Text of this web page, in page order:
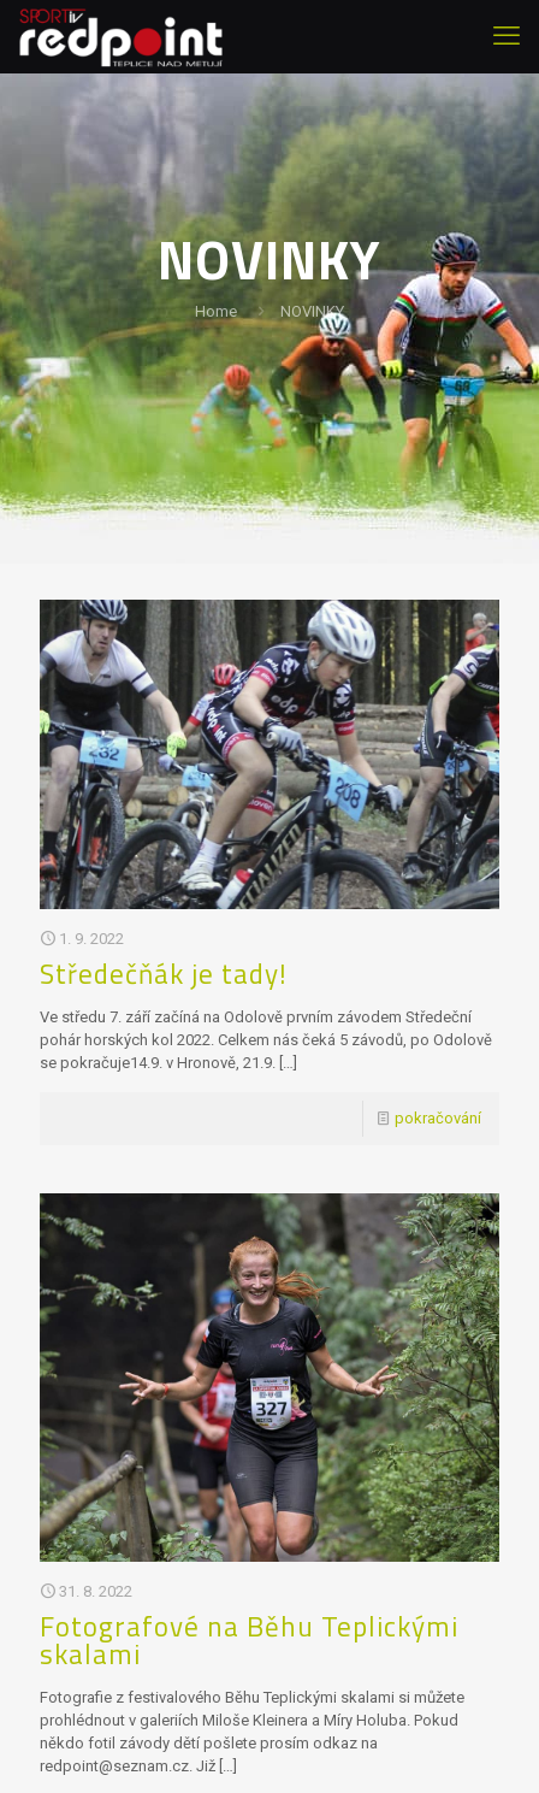
NOVINKY
Home NOVINKY
1. 9. 2022
Středečňák je tady!
Ve středu 7. září začíná na Odolově prvním závodem Středeční
pohár horských kol 2022. Celkem nás čeká 5 závodů, po Odolově
se pokračuje14.9. v Hronově, 21.9. […]
pokračování
31. 8. 2022
Fotografové na Běhu Teplickými
skalami
Fotografie z festivalového Běhu Teplickými skalami si můžete
prohlédnout v galeriích Miloše Kleinera a Míry Holuba. Pokud
někdo fotil závody dětí pošlete prosím odkaz na
redpoint@seznam.cz. Již […]